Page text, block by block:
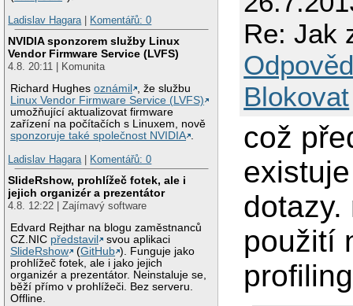
Ladislav Hagara| Komentářů: 0
NVIDIA sponzorem služby Linux
Vendor Firmware Service (LVFS)
4.8. 20:11 | Komunita
Richard Hughesoznámil
, že službu
Linux Vendor Firmware Service (LVFS)
umožňující aktualizovat firmware
zařízení na počítačích s Linuxem, nově
sponzoruje také společnost NVIDIA .
Ladislav Hagara| Komentářů: 0
SlideRshow, prohlížeč fotek, ale i
jejich organizér a prezentátor
4.8. 12:22 | Zajímavý software
Edvard Rejthar na blogu zaměstnanců
CZ.NIC představil
svou aplikaci
SlideRshow
(GitHub ). Funguje jako
prohlížeč fotek, ale i jako jejich
organizér a prezentátor. Neinstaluje se,
běží přímo v prohlížeči. Bez serveru.
Offline.
Re: Jak
Blokovat
což
dotazy.
použití